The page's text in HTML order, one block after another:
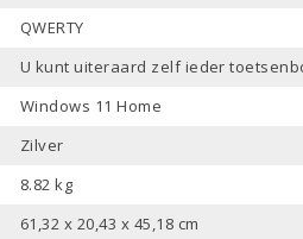
QWERTY
U kunt uiteraard zelf ieder
Windows 11 Home
Zilver
8.82 kg
61,32 x 20,43 x 45,18 cm